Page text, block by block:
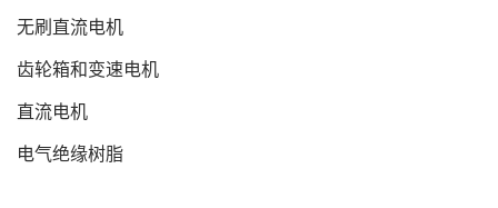
无刷直流电机
齿轮箱和变速电机
直流电机
电气绝缘树脂